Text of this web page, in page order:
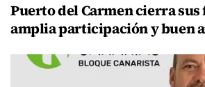
Puerto del Carmen cierra sus
amplia participación y buen